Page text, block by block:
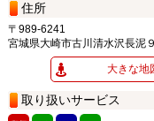
住所
〒989-6241
宮城県大崎市古川清水沢長泥
大きな地
取り扱いサービス